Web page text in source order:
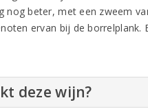
nog beter, met een zweem
ervan bij de borrelplank.
deze wijn?